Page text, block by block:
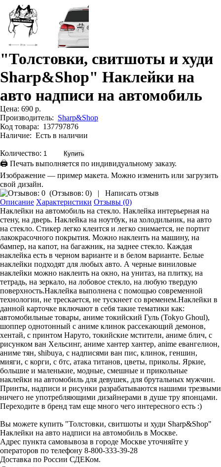
"Толстовки, свитшоты и худи
Sharp&Shop" Наклейки на
авто надписи на автомобиль
Цена: 690 р.
Производитель: Sharp&Shop
Код товара: 137797876
Наличие: Есть в наличии
Количество:
🖨 Печать выполняется по индивидуальному заказу.
Изображение — пример макета. Можно изменить или загрузить
свой дизайн.
(Отзывов: 0) |
Написать отзыв
Описание Характеристики Отзывы (0)
Наклейки на автомобиль на стекло. Наклейка интерьерная на
стену, на дверь. Наклейка на ноутбук, на холодильник, на авто
на стекло. Стикер легко клеится и легко снимается, не портит
лакокрасочного покрытия. Можно наклеить на машину, на
бампер, на капот, на багажник, на заднее стекло. Каждая
наклейка есть в черном варианте и в белом варианте. Белые
наклейки подходят для любых авто. А черные виниловые
наклейки можно наклеить на окно, на унитаз, на плитку, на
тетрадь, на зеркало, на лобовое стекло, на любую твердую
поверхность.Наклейка выполнена с помощью современной
технологии, не трескается, не тускнеет со временем.Наклейки в
данной карточке включают в себя такие тематики как:
автомобильные товары, аниме токийский Гуль (Tokyo Ghoul),
шоппер однотонный с аниме клинок рассекающий демонов,
хентай, с принтом Наруто, токийские мстители, аниме блич, с
рисунком ван Хельсинг, аниме хантер хантер, anime евангелион,
аниме тян, shibuya, с надписями ван пис, клинок, геншин,
мияги, с корги, с бтс, атака титанов, цветы, приколы. Яркие,
большие и маленькие, модные, смешные и прикольные
наклейки на автомобиль для девушек, для брутальных мужчин.
Принты, надписи и рисунки разрабатываются нашими трезвыми
ничего не употребляющими дизайнерами в душе тру японцами.
Переходите в бренд там еще много чего интересного есть :)
Вы можете купить "Толстовки, свитшоты и худи Sharp&Shop"
Наклейки на авто надписи на автомобиль в Москве.
Адрес пункта самовывоза в городе Москве уточняйте у
операторов по телефону 8-800-333-39-28
Доставка по России СДЕКом.